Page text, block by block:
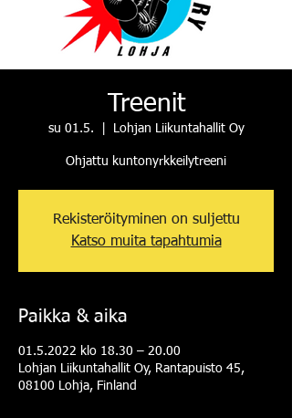
Treenit
su 01.5. Lohjan Liikuntahallit Oy
Ohjattu kuntonyrkkeilytreeni
Rekisteröityminen on suljettu
Katso muita tapahtumia
Paikka & aika
01.5.2022 klo 18.30 – 20.00
Lohjan Liikuntahallit Oy, Rantapuisto 45,
08100 Lohja, Finland